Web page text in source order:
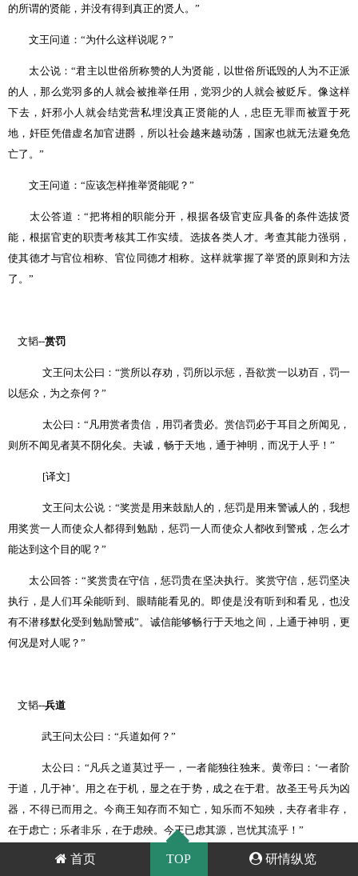
的所谓的贤能，并没有得到真正的贤人。 ”
文王问道： “为什么这样说呢？ ”
太公说：“君主以世俗所称赞的人为贤能，以世俗所诋毁的人为不正派
的人，那么党羽多的人就会被推举任用，党羽少的人就会被贬斥。像这样
下去，奸邪小人就会结党营私埋没真正贤能的人，忠臣无罪而被置于死
地，奸臣凭借虚名加官进爵，所以社会越来越动荡，国家也就无法避免危
亡了。 ”
文王问道： “应该怎样推举贤能呢？ ”
太公答道：“把将相的职能分开，根据各级官吏应具备的条件选拔贤
能，根据官吏的职责考核其工作实绩。选拔各类人才。考查其能力强弱，
使其德才与官位相称、官位同德才相称。这样就掌握了举贤的原则和方法
了。 ”
文韬--赏罚
文王问太公曰：“赏所以存劝，罚所以示惩，吾欲赏一以劝百，罚一
以惩众，为之奈何？ ”
太公曰： “凡用赏者贵信，用罚者贵必。赏信罚必于耳目之所闻见，
则所不闻见者莫不阴化矣。夫诚，畅于天地，通于神明，而况于人乎！ ”
[译文]
文王问太公说：“奖赏是用来鼓励人的，惩罚是用来警诫人的，我想
用奖赏一人而使众人都得到勉励，惩罚一人而使众人都收到警戒，怎么才
能达到这个目的呢？ ”
太公回答：“奖赏贵在守信，惩罚贵在坚决执行。奖赏守信，惩罚坚决
执行，是人们耳朵能听到、眼睛能看见的。即使是没有听到和看见，也没
有不潜移默化受到勉励警戒”。诚信能够畅行于天地之间，上通于神明，更
何况是对人呢？ ”
文韬--兵道
武王问太公曰： “兵道如何？ ”
太公曰： “凡兵之道莫过乎一，一者能独往独来。黄帝曰： ‘一者阶
于道，几于神’。用之在于机，显之在于势，成之在于君。故圣王号兵为凶
器，不得已而用之。今商王知存而不知亡，知乐而不知殃，夫存者非存，
在于虑亡；乐者非乐，在于虑殃。今王已虑其源，岂忧其流乎！ ”
武王曰： “两军相遇，彼不可来，此不可往，各设固备，未敢先发，
首页 TOP 研情纵览